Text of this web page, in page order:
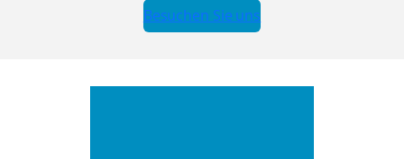
Besuchen Sie uns